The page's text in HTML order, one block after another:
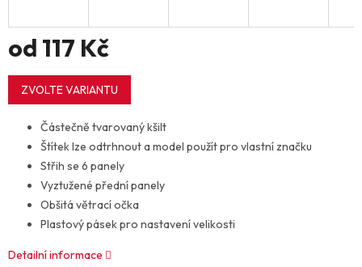
od 117 Kč
Měrná
cena:
ZVOLTE VARIANTU
Částečně tvarovaný kšilt
Štítek lze odtrhnout a model použít pro vlastní značku
Střih se 6 panely
Vyztužené přední panely
Obšitá větrací očka
Plastový pásek pro nastavení velikosti
Detailní informace